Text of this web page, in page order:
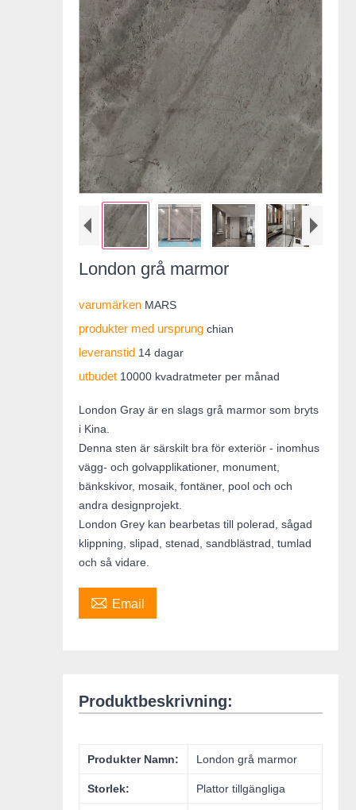
London grå marmor
varumärken MARS
produkter med ursprung chian
leveranstid 14 dagar
utbudet 10000 kvadratmeter per månad
London Gray är en slags grå marmor som bryts
i Kina.
Denna sten är särskilt bra för exteriör - inomhus
vägg- och golvapplikationer, monument,
bänkskivor, mosaik, fontäner, pool och och
andra designprojekt.
London Grey kan bearbetas till polerad, sågad
klippning, slipad, stenad, sandblästrad, tumlad
och så vidare.
 Email
Produktbeskrivning:
Produkter Namn: London grå marmor
Storlek: Plattor tillgängliga